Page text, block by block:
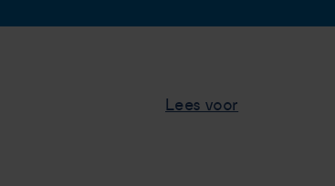
Lees voor